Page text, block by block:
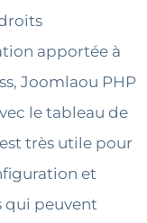
apportée à
Joomlaou PHP
le tableau de
très utile pour
et
qui peuvent